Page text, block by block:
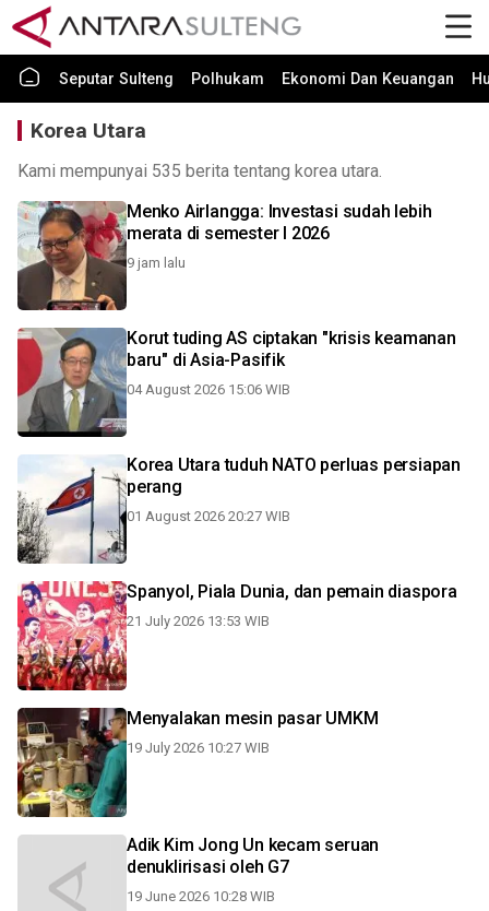
Seputar Sulteng Polhukam Ekonomi Dan Keuangan
Korea Utara
Kami mempunyai 535 berita tentang korea utara.
Menko Airlangga: Investasi sudah lebih
merata di semester I 2026
9 jam lalu
Korut tuding AS ciptakan "krisis keamanan
baru" di Asia-Pasifik
04 August 2026 15:06 WIB
Korea Utara tuduh NATO perluas persiapan
perang
01 August 2026 20:27 WIB
Spanyol, Piala Dunia, dan pemain diaspora
21 July 2026 13:53 WIB
Menyalakan mesin pasar UMKM
19 July 2026 10:27 WIB
Adik Kim Jong Un kecam seruan
denuklirisasi oleh G7
19 June 2026 10:28 WIB